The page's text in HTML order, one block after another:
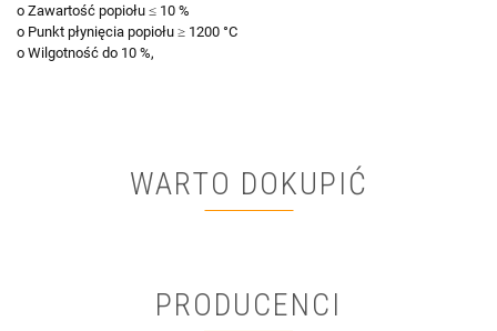
o Zawartość popiołu ≤ 10 %
o Punkt płynięcia popiołu ≥ 1200 °C
o Wilgotność do 10 %,
WARTO DOKUPIĆ
PRODUCENCI